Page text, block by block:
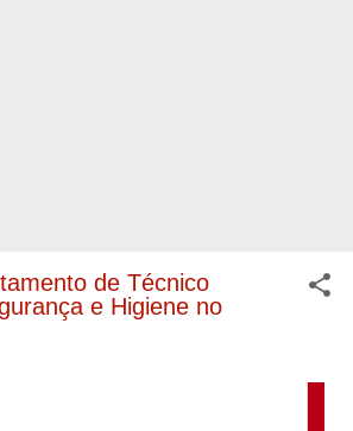
de Técnico
e Higiene no